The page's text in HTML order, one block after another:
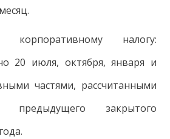
налогу:
20 июля, октября, января и
частями, рассчитанными
закрытого